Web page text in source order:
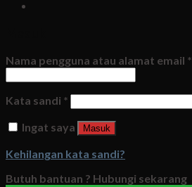
Nama pengguna atau alamat email *
Kata sandi *
Ingat saya
Masuk
Kehilangan kata sandi?
Butuh bantuan ? Hubungi sekarang